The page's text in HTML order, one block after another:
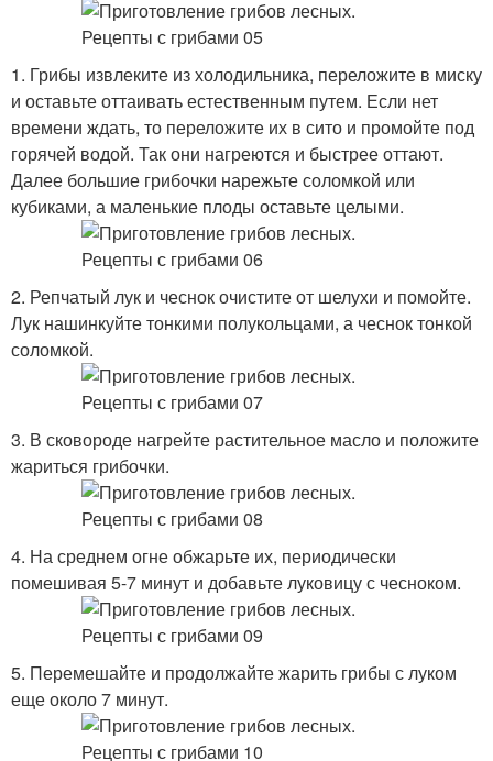
1. Грибы извлеките из холодильника, переложите в миску
и оставьте оттаивать естественным путем. Если нет
времени ждать, то переложите их в сито и промойте под
горячей водой. Так они нагреются и быстрее оттают.
Далее большие грибочки нарежьте соломкой или
кубиками, а маленькие плоды оставьте целыми.
2. Репчатый лук и чеснок очистите от шелухи и помойте.
Лук нашинкуйте тонкими полукольцами, а чеснок тонкой
соломкой.
3. В сковороде нагрейте растительное масло и положите
жариться грибочки.
4. На среднем огне обжарьте их, периодически
помешивая 5-7 минут и добавьте луковицу с чесноком.
5. Перемешайте и продолжайте жарить грибы с луком
еще около 7 минут.